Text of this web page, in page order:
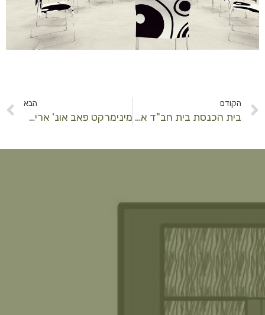
הקודם
בית הכנסת בית חב"ד אריאל
הבא
מינימרקט פאב אונ' אריאל